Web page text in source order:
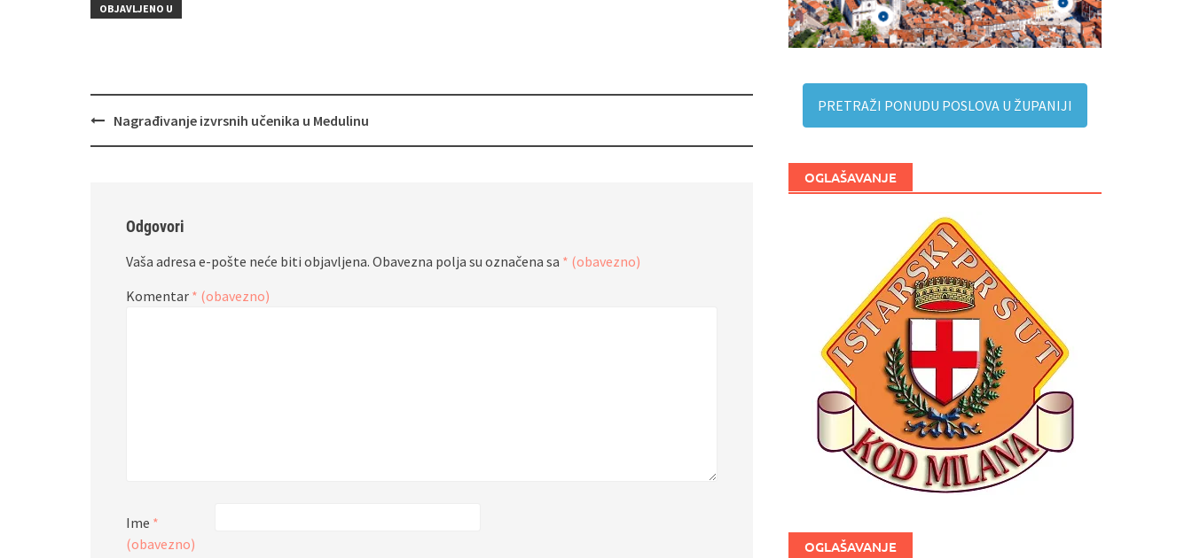
OBJAVLJENO U
Navigacija
Nagrađivanje izvrsnih učenika u Medulinu
Odgovori
Vaša adresa e-pošte neće biti objavljena. Obavezna polja su označena sa * (obavezno)
Komentar * (obavezno)
Ime *
(obavezno)
PRETRAŽI PONUDU POSLOVA U ŽUPANIJI
OGLAŠAVANJE
OGLAŠAVANJE